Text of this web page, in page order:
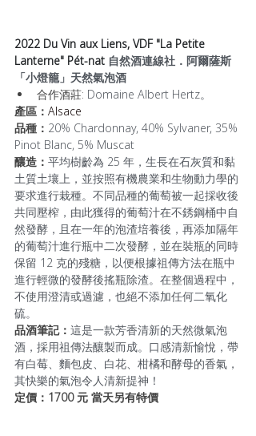
2022 Du Vin aux Liens, VDF "La Petite
Lanterne" Pét-nat 自然酒連線社．阿爾薩斯
「小燈籠」天然氣泡酒
合作酒莊: Domaine Albert Hertz。
產區： Alsace
品種： 20% Chardonnay, 40% Sylvaner, 35%
Pinot Blanc, 5% Muscat
釀造： 平均樹齡為 25 年，生長在石灰質和黏
土質土壤上，並按照有機農業和生物動力學的
要求進行栽種。不同品種的葡萄被一起採收後
共同壓榨，由此獲得的葡萄汁在不銹鋼桶中自
然發酵，且在一年的泡渣培養後，再添加隔年
的葡萄汁進行瓶中二次發酵，並在裝瓶的同時
保留 12 克的殘糖，以便根據祖傳方法在瓶中
進行輕微的發酵後搖瓶除渣。在整個過程中，
不使用澄清或過濾，也絕不添加任何二氧化
硫。
品酒筆記： 這是一款芳香清新的天然微氣泡
酒，採用祖傳法釀製而成。口感清新愉悅，帶
有白莓、麵包皮、白花、柑橘和酵母的香氣，
其快樂的氣泡令人清新提神！
定價：1700 元 當天另有特價